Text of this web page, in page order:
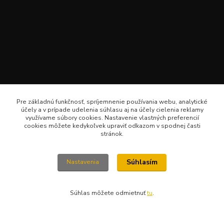
Pre základnú funkčnosť, spríjemnenie používania webu, analytické
účely a v prípade udelenia súhlasu aj na účely cielenia reklamy
využívame súbory cookies. Nastavenie vlastných preferencií
cookies môžete kedykoľvek upraviť odkazom v spodnej časti
stránok.
Nastavenia Súhlasím
Súhlas môžete odmietnuťtu.